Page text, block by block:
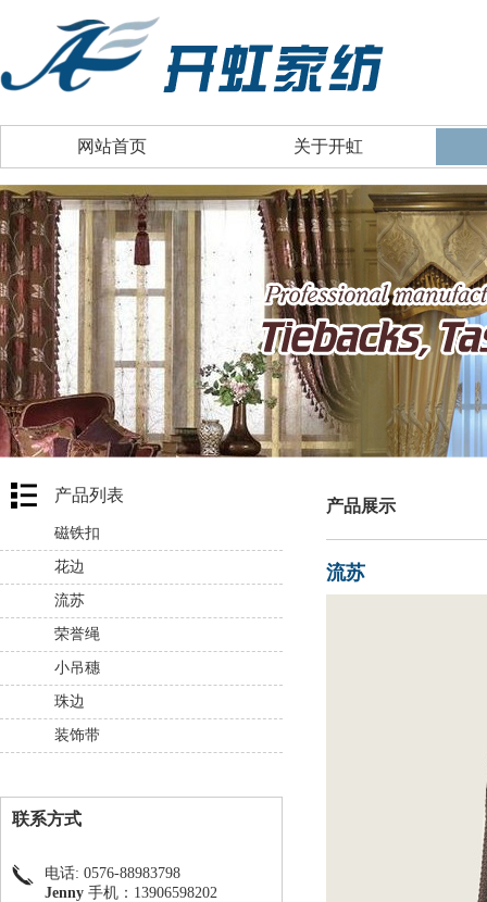
网站首页 关于开虹
产品列表
磁铁扣
花边
流苏
荣誉绳
小吊穗
珠边
装饰带
联系方式
电话: 0576-88983798
Jenny 手机：13906598202
产品展示
流苏